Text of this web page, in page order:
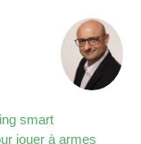
smart
jouer à armes